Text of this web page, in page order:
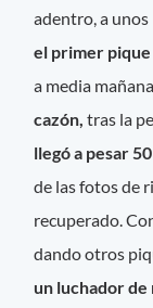
adentro, a
el primer
a media
cazón, tras la
llegó a pesar
de las fotos de
recuperado.
dando otros
un luchador de